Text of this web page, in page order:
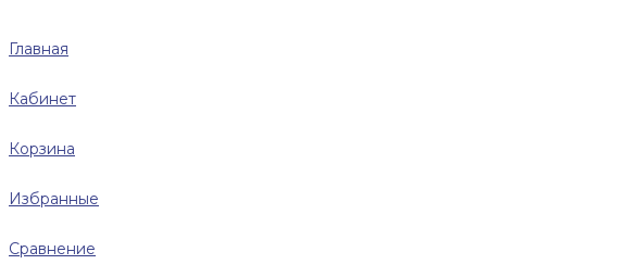
Главная
Кабинет
Корзина
Избранные
Сравнение